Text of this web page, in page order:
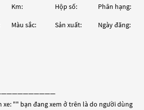
Km: Hộp số: Phân hạng:
Màu sắc: Sản xuất: Ngày đăng:
xe: "" bạn đang xem ở trên là do người dùng